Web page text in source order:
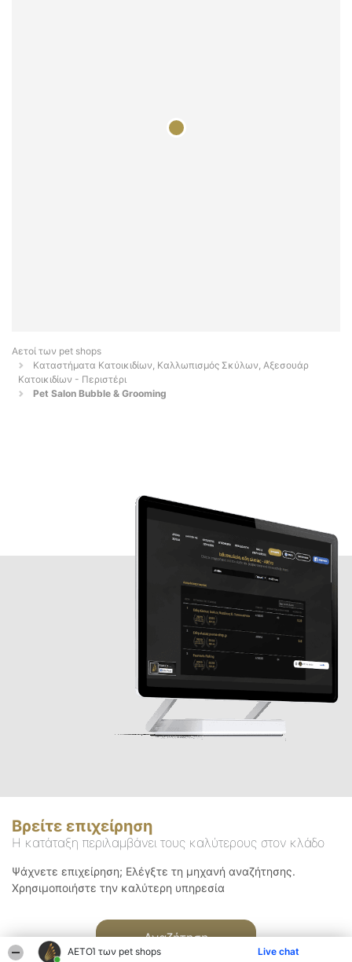
ΑΕΤΟΊ των pet shops Live chat
Αετοί των pet shops
Καταστήματα Κατοικιδίων, Καλλωπισμός Σκύλων, Αξεσουάρ
Κατοικιδίων - Περιστέρι
Pet Salon Bubble & Grooming
Βρείτε επιχείρηση
Η κατάταξη περιλαμβάνει τους καλύτερους στον κλάδο
Ψάχνετε επιχείρηση; Ελέγξτε τη μηχανή αναζήτησης.
Χρησιμοποιήστε την καλύτερη υπηρεσία
Αναζήτηση